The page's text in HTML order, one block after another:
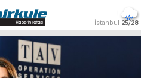
İstanbul 25/28